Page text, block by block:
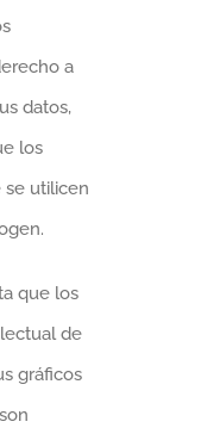
a
datos,
los
se utilicen
que los
de
gráficos